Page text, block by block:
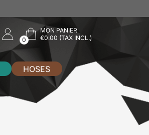
0
MON PANIER
€0.00 (TAX INCL.)
HOSES